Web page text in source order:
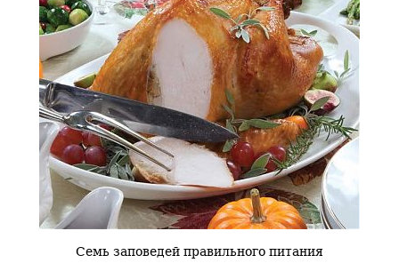
Семь заповедей правильного питания